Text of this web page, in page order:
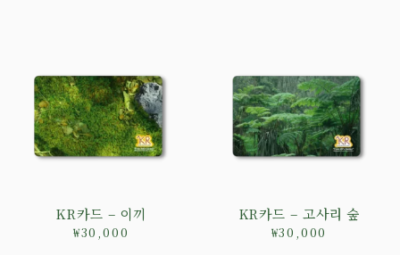
KR카드 – 이끼
₩30,000
KR카드 – 고사리 숲
₩30,000